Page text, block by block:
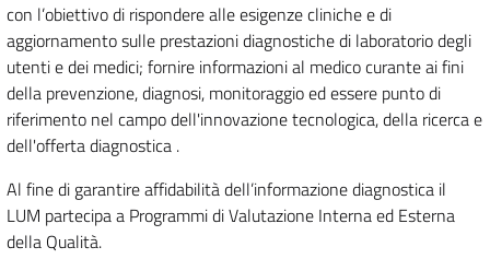
con l’obiettivo di rispondere alle esigenze cliniche e di
aggiornamento sulle prestazioni diagnostiche di laboratorio degli
utenti e dei medici; fornire informazioni al medico curante ai fini
della prevenzione, diagnosi, monitoraggio ed essere punto di
riferimento nel campo dell'innovazione tecnologica, della ricerca e
dell'offerta diagnostica .
Al fine di garantire affidabilità dell’informazione diagnostica il
LUM partecipa a Programmi di Valutazione Interna ed Esterna
della Qualità.